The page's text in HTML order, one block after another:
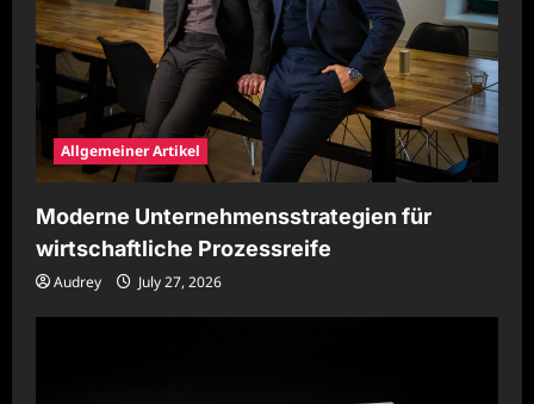
Allgemeiner Artikel
Moderne Unternehmensstrategien für
wirtschaftliche Prozessreife
Audrey July 27, 2026